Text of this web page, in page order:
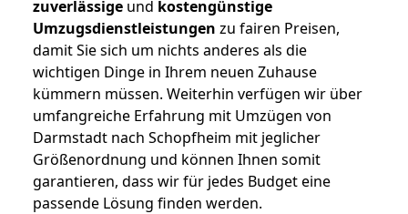
zuverlässige und kostengünstige
Umzugsdienstleistungen zu fairen Preisen,
damit Sie sich um nichts anderes als die
wichtigen Dinge in Ihrem neuen Zuhause
kümmern müssen. Weiterhin verfügen wir über
umfangreiche Erfahrung mit Umzügen von
Darmstadt nach Schopfheim mit jeglicher
Größenordnung und können Ihnen somit
garantieren, dass wir für jedes Budget eine
passende Lösung finden werden.